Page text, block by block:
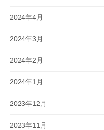
2024年4月
2024年3月
2024年2月
2024年1月
2023年12月
2023年11月